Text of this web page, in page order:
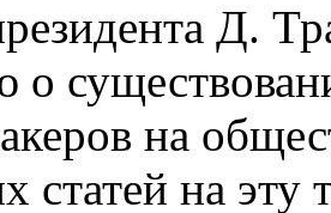
Д.
о
на
статей на